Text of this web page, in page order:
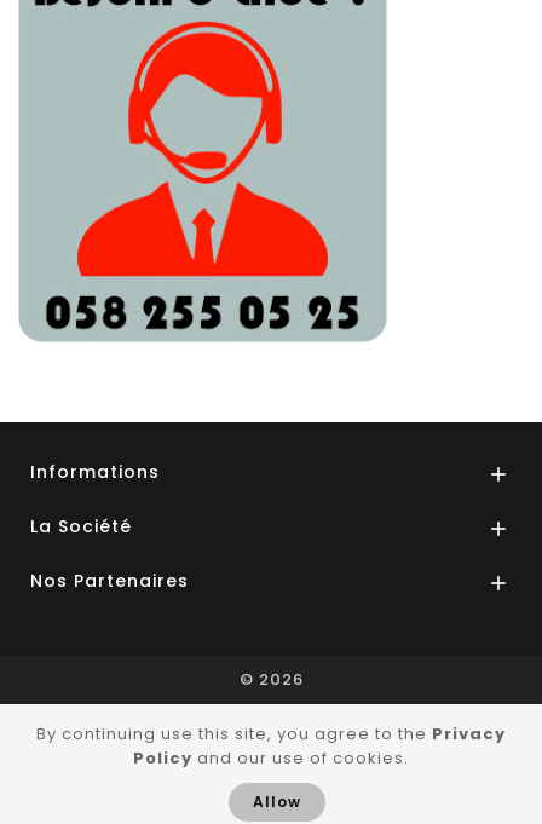
Informations 
La Société 
Nos Partenaires 
© 2026
By continuing use this site, you agree to the Privacy
Policy and our use of cookies.
Allow